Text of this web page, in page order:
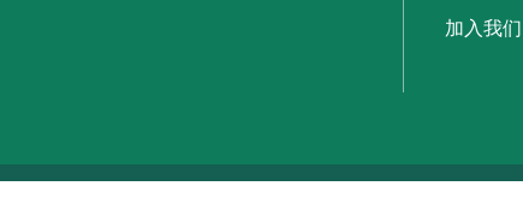
加入我们